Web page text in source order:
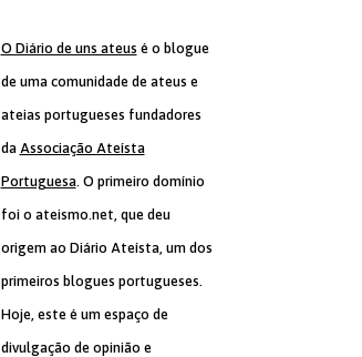
O Diário de uns ateus é o blogue
de uma comunidade de ateus e
ateias portugueses fundadores
da Associação Ateísta
Portuguesa. O primeiro domínio
foi o ateismo.net, que deu
origem ao Diário Ateísta, um dos
primeiros blogues portugueses.
Hoje, este é um espaço de
divulgação de opinião e